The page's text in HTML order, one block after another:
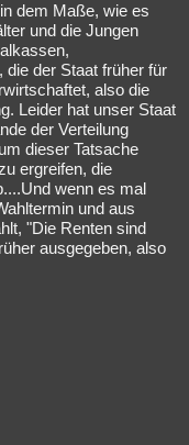
dem Maße, wie es
und die Jungen
der Staat früher für
also die
Leider hat unser Staat
der Verteilung
dieser Tatsache
ergreifen, die
wenn es mal
und aus
"Die Renten sind
ausgegeben, also